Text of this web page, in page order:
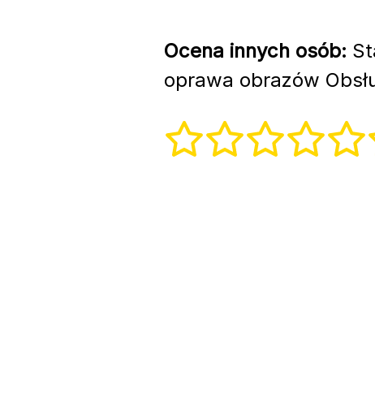
Ocena innych osób:
oprawa obrazów